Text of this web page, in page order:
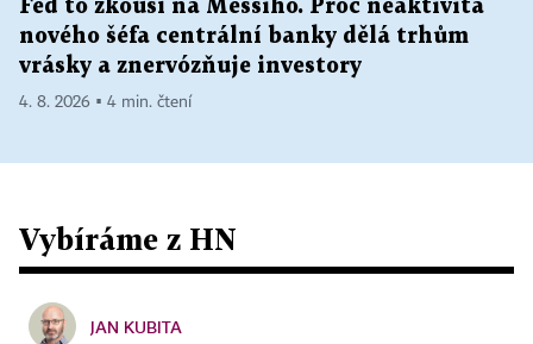
Fed to zkouší na Messiho. Proč neaktivita
nového šéfa centrální banky dělá trhům
vrásky a znervózňuje investory
4. 8. 2026 ▪ 4 min. čtení
Vybíráme z HN
JAN KUBITA